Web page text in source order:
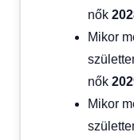
nők
Mikor
nők
Mikor